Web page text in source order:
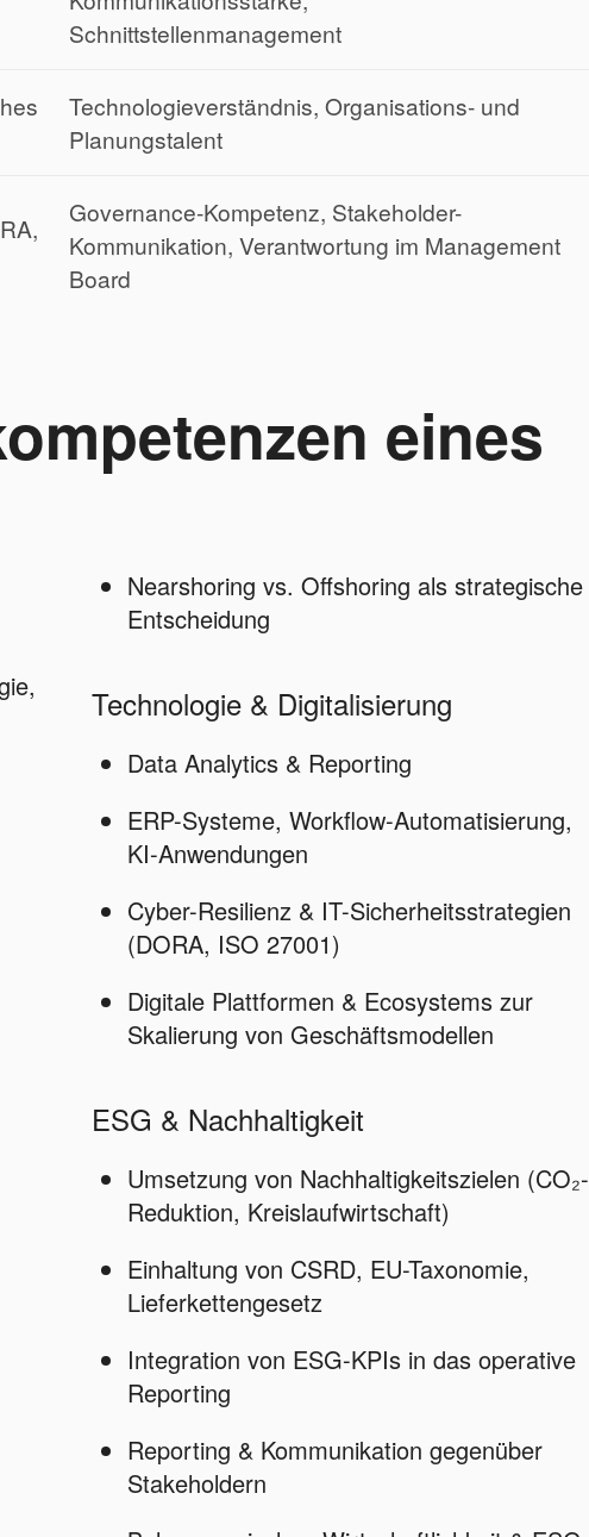
Schnittstellenmanagement
Technologieverständnis, Organisations- und
Planungstalent
Governance-Kompetenz, Stakeholder-
Kommunikation, Verantwortung im Management
Board
eines
Nearshoring vs. Offshoring als strategische
Entscheidung
Technologie & Digitalisierung
Data Analytics & Reporting
ERP-Systeme, Workflow-Automatisierung,
KI-Anwendungen
Cyber-Resilienz & IT-Sicherheitsstrategien
(DORA, ISO 27001)
Digitale Plattformen & Ecosystems zur
Skalierung von Geschäftsmodellen
ESG & Nachhaltigkeit
Umsetzung von Nachhaltigkeitszielen (CO₂-
Reduktion, Kreislaufwirtschaft)
Einhaltung von CSRD, EU-Taxonomie,
Lieferkettengesetz
Integration von ESG-KPIs in das operative
Reporting
Reporting & Kommunikation gegenüber
Stakeholdern